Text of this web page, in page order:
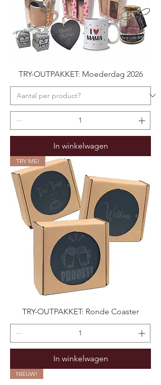
TRY-OUTPAKKET: Moederdag 2026
In winkelwagen
TRY ME!
TRY-OUTPAKKET: Ronde Coaster
In winkelwagen
NIEUW!